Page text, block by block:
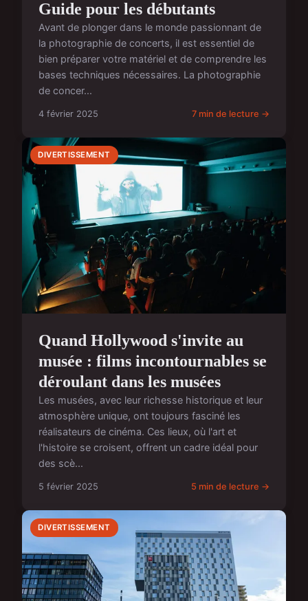
Guide pour les débutants
Avant de plonger dans le monde passionnant de
la photographie de concerts, il est essentiel de
bien préparer votre matériel et de comprendre les
bases techniques nécessaires. La photographie
de concer...
4 février 2025 7 min de lecture →
DIVERTISSEMENT
Quand Hollywood s'invite au
musée : films incontournables se
déroulant dans les musées
Les musées, avec leur richesse historique et leur
atmosphère unique, ont toujours fasciné les
réalisateurs de cinéma. Ces lieux, où l'art et
l'histoire se croisent, offrent un cadre idéal pour
des scè...
5 février 2025 5 min de lecture →
DIVERTISSEMENT